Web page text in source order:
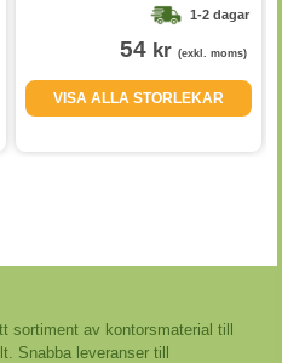
1-2 dagar
54 kr (exkl. moms)
VISA ALLA STORLEKAR
sortiment av kontorsmaterial till
Snabba leveranser till